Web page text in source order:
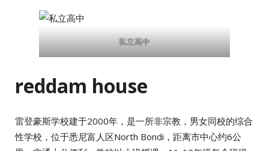
私立高中
reddam house
雷登豪斯学校建于2000年，是一所非宗教，男女同校的综合
性学校，位于悉尼富人区North Bondi，距离市中心约6公